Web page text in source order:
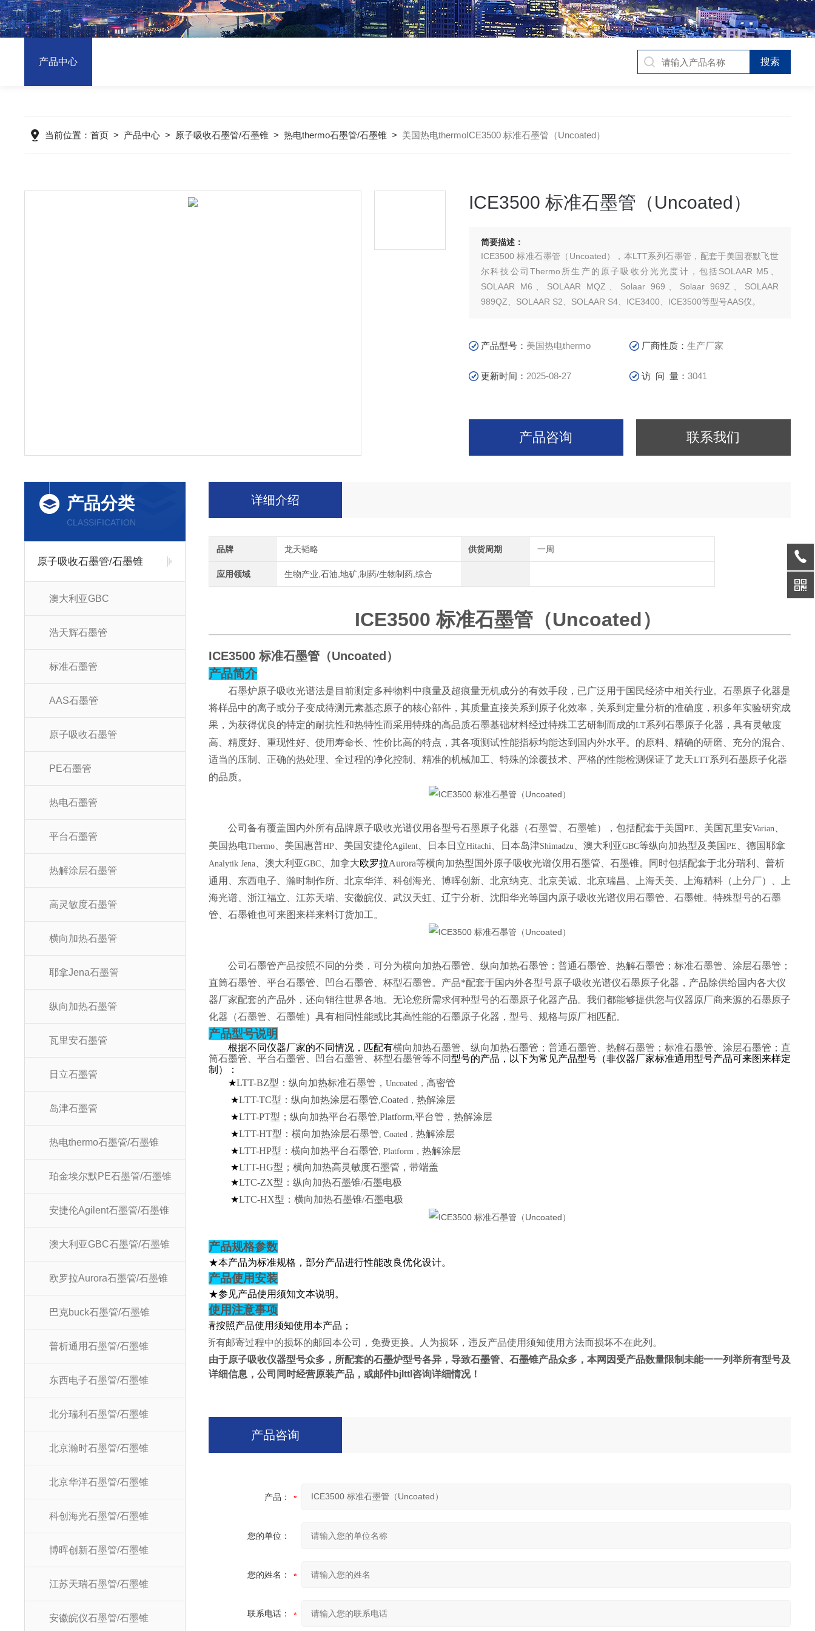
产品中心
当前位置：首页 > 产品中心 > 原子吸收石墨管/石墨锥 >热电thermo石墨管/石墨锥 > 美国热电thermoICE3500 标准石墨管（Uncoated）
ICE3500 标准石墨管（Uncoated）
简要描述：
ICE3500 标准石墨管（Uncoated），本LTT系列石墨管，配套于美国赛默飞世
尔科技公司Thermo所生产的原子吸收分光光度计，包括SOLAAR M5、
SOLAAR M6、SOLAAR MQZ、Solaar 969、Solaar 969Z、SOLAAR
989QZ、SOLAAR S2、SOLAAR S4、ICE3400、ICE3500等型号AAS仪。
产品型号： 美国热电thermo 厂商性质：生产厂家
更新时间： 2025-08-27 访 问 量：3041
产品咨询 联系我们
产品分类
CLASSIFICATION
原子吸收石墨管/石墨锥
澳大利亚GBC
浩天辉石墨管
标准石墨管
AAS石墨管
原子吸收石墨管
PE石墨管
热电石墨管
平台石墨管
热解涂层石墨管
高灵敏度石墨管
横向加热石墨管
耶拿Jena石墨管
纵向加热石墨管
瓦里安石墨管
日立石墨管
岛津石墨管
热电thermo石墨管/石墨锥
珀金埃尔默PE石墨管/石墨锥
安捷伦Agilent石墨管/石墨锥
澳大利亚GBC石墨管/石墨锥
欧罗拉Aurora石墨管/石墨锥
巴克buck石墨管/石墨锥
普析通用石墨管/石墨锥
东西电子石墨管/石墨锥
北分瑞利石墨管/石墨锥
北京瀚时石墨管/石墨锥
北京华洋石墨管/石墨锥
科创海光石墨管/石墨锥
博晖创新石墨管/石墨锥
江苏天瑞石墨管/石墨锥
安徽皖仪石墨管/石墨锥
详细介绍
品牌 龙天韬略 供货周期 一周
应用领域 生物产业,石油,地矿,制药/生物制药,综合
ICE3500 标准石墨管（Uncoated）
ICE3500 标准石墨管（Uncoated）
产品简介
石墨炉原子吸收光谱法是目前测定多种物料中痕量及超痕量无机成分的有效手段，已广泛用于国民经济中相关行业。石墨原子化器是
将样品中的离子或分子变成待测元素基态原子的核心部件，其质量直接关系到原子化效率，关系到定量分析的准确度，积多年实验研究成
果，为获得优良的特定的耐抗性和热特性而采用特殊的高品质石墨基础材料经过特殊工艺研制而成的LT系列石墨原子化器，具有灵敏度
高、精度好、重现性好、使用寿命长、性价比高的特点，其各项测试性能指标均能达到国内外水平。的原料、精确的研磨、充分的混合、
适当的压制、正确的热处理、全过程的净化控制、精准的机械加工、特殊的涂覆技术、严格的性能检测保证了龙天LTT系列石墨原子化器
的品质。
公司备有覆盖国内外所有品牌原子吸收光谱仪用各型号石墨原子化器（石墨管、石墨锥），包括配套于美国 PE 、美国瓦里安Varian
美国热电Thermo、美国惠普HP、美国安捷伦Agilent、日本日立Hitachi 、日本岛津Shimadzu 、澳大利亚GBC等纵向加热型及美国 PE 、德国耶拿
Analytik Jena、澳大利亚GBC、加拿大欧罗拉Aurora等横向加热型国外原子吸收光谱仪用石墨管、石墨锥。同时包括配套于北分瑞利、普析
通用、东西电子、瀚时制作所、北京华洋、科创海光、博晖创新、北京纳克、北京美诚、北京瑞昌、上海天美、上海精科（上分厂）、上
海光谱、浙江福立、江苏天瑞、安徽皖仪、武汉天虹、辽宁分析、沈阳华光等国内原子吸收光谱仪用石墨管、石墨锥。特殊型号的石墨
管、石墨锥也可来图来样来料订货加工。
公司石墨管产品按照不同的分类，可分为横向加热石墨管、纵向加热石墨管；普通石墨管、热解石墨管；标准石墨管、涂层石墨管；
直筒石墨管、平台石墨管、凹台石墨管、杯型石墨管。产品*配套于国内外各型号原子吸收光谱仪石墨原子化器，产品除供给国内各大仪
器厂家配套的产品外，还向销往世界各地。无论您所需求何种型号的石墨原子化器产品。我们都能够提供您与仪器原厂商来源的石墨原子
化器（石墨管、石墨锥）具有相同性能或比其高性能的石墨原子化器，型号、规格与原厂相匹配。
产品型号说明
根据不同仪器厂家的不同情况，匹配有横向加热石墨管、纵向加热石墨管；普通石墨管、热解石墨管；标准石墨管、涂层石墨管；直
筒石墨管、平台石墨管、凹台石墨管、杯型石墨管等不同型号的产品，以下为常见产品型号（非仪器厂家标准通用型号产品可来图来样定
制）：
★LTT-BZ型：纵向加热标准石墨管， Uncoated， 高密管
★LTT-TC型：纵向加热涂层石墨管,Coated， 热解涂层
★LTT-PT型；纵向加热平台石墨管,Platform,平台管，热解涂层
★LTT-HT型：横向加热涂层石墨管, Coated， 热解涂层
★LTT-HP型：横向加热平台石墨管, Platform， 热解涂层
★LTT-HG型；横向加热高灵敏度石墨管，带端盖
★LTC-ZX型：纵向加热石墨锥/石墨电极
★LTC-HX型：横向加热石墨锥/石墨电极
产品规格参数
★本产品为标准规格，部分产品进行性能改良优化设计。
产品使用安装
★参见产品使用须知文本说明。
使用注意事项
请按照产品使用须知使用本产品；
所有邮寄过程中的损坏的邮回本公司，免费更换。人为损坏，违反产品使用须知使用方法而损坏不在此列。
由于原子吸收仪器型号众多，所配套的石墨炉型号各异，导致石墨管、石墨锥产品众多，本网因受产品数量限制未能一一列举所有型号及
详细信息，公司同时经营原装产品， 或邮件bjlttl 咨询详细情况！
产品咨询
产品：
您的单位：
您的姓名：
联系电话：